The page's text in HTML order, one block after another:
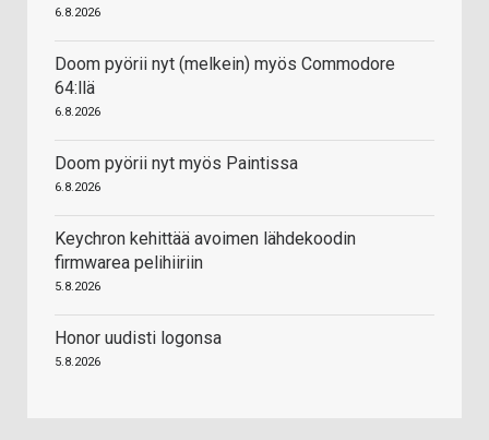
6.8.2026
Doom pyörii nyt (melkein) myös Commodore
64:llä
6.8.2026
Doom pyörii nyt myös Paintissa
6.8.2026
Keychron kehittää avoimen lähdekoodin
firmwarea pelihiiriin
5.8.2026
Honor uudisti logonsa
5.8.2026